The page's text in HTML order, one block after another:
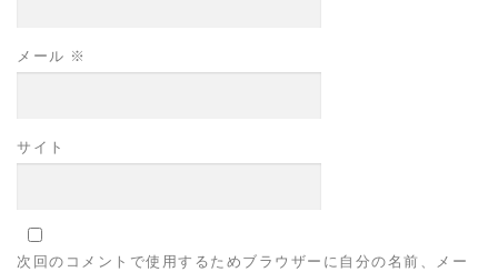
メール ※
サイト
次回のコメントで使用するためブラウザーに自分の名前、メー